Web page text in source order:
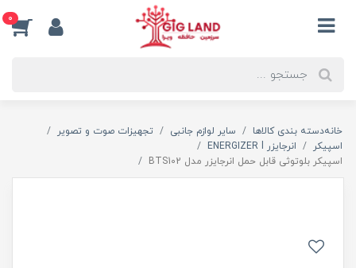
0
خانهدسته بندی کالاها سایر لوازم جانبی
تجهیزات صوت و تصویر
اسپیکر
انرجایزر ENERGIZER l
اسپیکر بلوتوثی قابل حمل انرجایزر مدل BTS102